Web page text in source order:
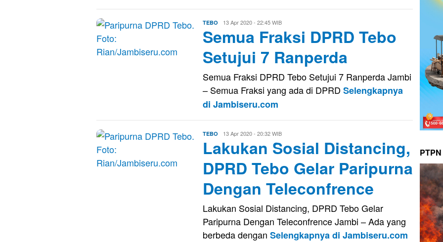
TEBO Evo
13 Apr 2020 - 22:45 WIB
Semua Fraksi DPRD Tebo
Setujui 7 Ranperda
Semua Fraksi DPRD Tebo Setujui 7 Ranperda Jambi
– Semua Fraksi yang ada di DPRD Selengkapnya
di Jambiseru.com
TEBO Evo
Kusnady
13 Apr 2020 - 20:32 WIB
Lakukan Sosial Distancing,
DPRD Tebo Gelar Paripurna
Dengan Teleconfrence
Lakukan Sosial Distancing, DPRD Tebo Gelar
Paripurna Dengan Teleconfrence Jambi – Ada yang
berbeda dengan Selengkapnya di Jambiseru.com